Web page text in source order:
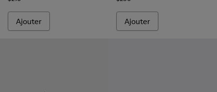
Ajouter Ajouter